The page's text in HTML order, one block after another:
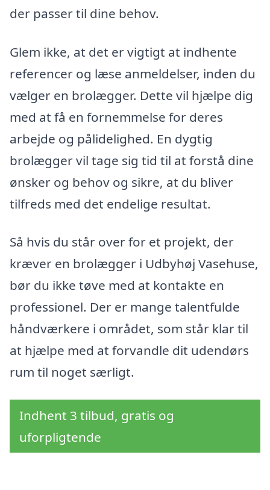
der passer til dine behov.
Glem ikke, at det er vigtigt at indhente
referencer og læse anmeldelser, inden du
vælger en brolægger. Dette vil hjælpe dig
med at få en fornemmelse for deres
arbejde og pålidelighed. En dygtig
brolægger vil tage sig tid til at forstå dine
ønsker og behov og sikre, at du bliver
tilfreds med det endelige resultat.
Så hvis du står over for et projekt, der
kræver en brolægger i Udbyhøj Vasehuse,
bør du ikke tøve med at kontakte en
professionel. Der er mange talentfulde
håndværkere i området, som står klar til
at hjælpe med at forvandle dit udendørs
rum til noget særligt.
Indhent 3 tilbud, gratis og
uforpligtende